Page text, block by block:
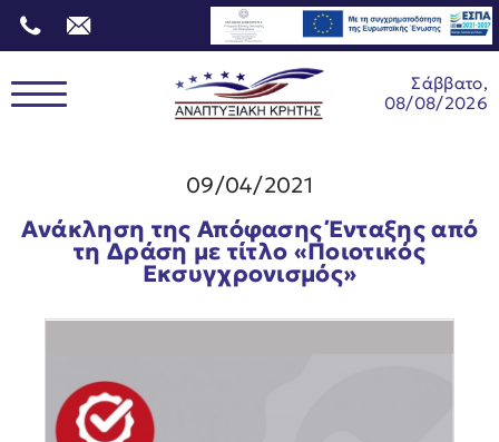
Σάββατο,
08/08/2026
09/04/2021
Ανάκληση της Απόφασης Ένταξης από
τη Δράση με τίτλο «Ποιοτικός
Εκσυγχρονισμός»